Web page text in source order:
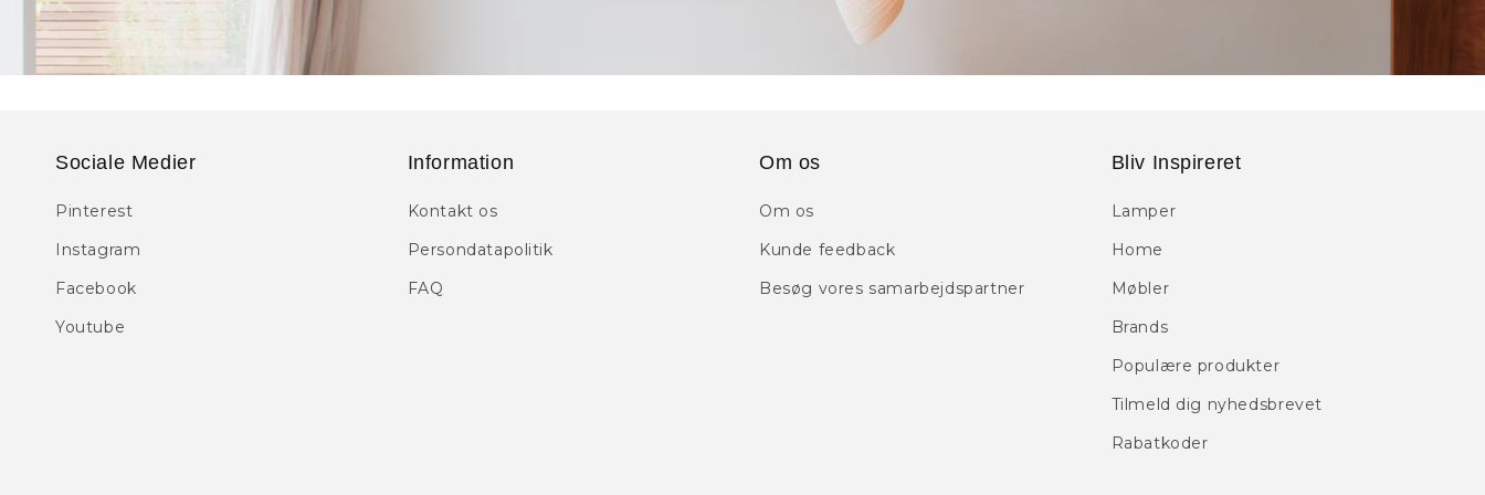
Sociale Medier
Pinterest
Instagram
Facebook
Youtube
Information
Kontakt os
Persondatapolitik
FAQ
Om os
Om os
Kunde feedback
Besøg vores samarbejdspartner
Bliv Inspireret
Lamper
Home
Møbler
Brands
Populære produkter
Tilmeld dig nyhedsbrevet
Rabatkoder